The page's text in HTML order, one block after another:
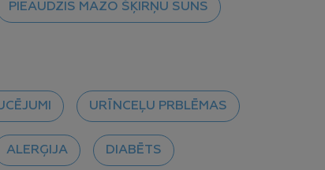
PIEAUDZIS MAZO ŠĶIRŅU SUNS
URĪNCEĻU PRBLĒMAS
ALERĢIJA DIABĒTS